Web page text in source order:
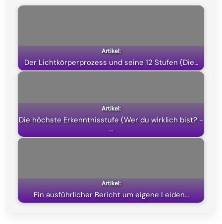
o
k
a
m
p
p
t
e
Der Lichtkörperprozess und seine 12 Stufen (Die…
Die höchste Erkenntnisstufe (Wer du wirklich bist? -
…
Ein ausführlicher Bericht um eigene Leiden…